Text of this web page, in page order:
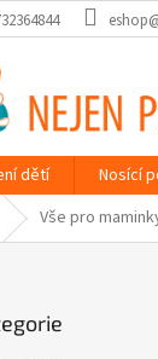
dětí Nosící
Domů Vše pro